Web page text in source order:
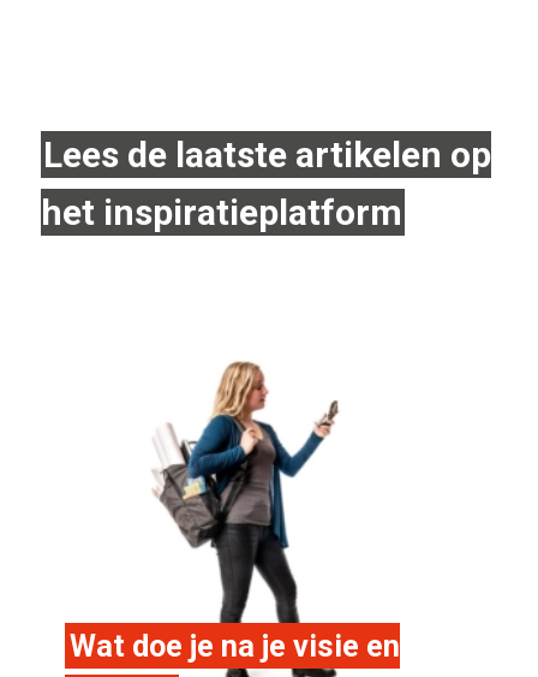
Lees de laatste artikelen op
het inspiratieplatform
Wat doe je na je visie en